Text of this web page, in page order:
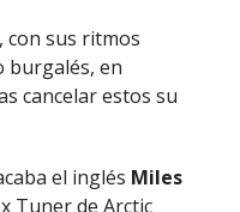
con sus ritmos
burgalés, en
cancelar estos su
el inglés Miles
Tuner de Arctic